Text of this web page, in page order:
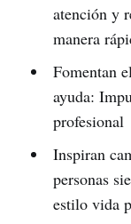
atención y
manera
Fomentan
ayuda:
profesional
Inspiran
personas
estilo vida